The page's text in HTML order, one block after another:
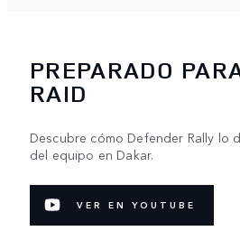
PREPARADO
RAID
Descubre cómo Defender Rally lo
del equipo en Dakar.
VER EN YOUTUBE